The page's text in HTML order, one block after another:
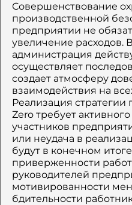
Совершенствование
производственной
предприятии не
увеличение расходов.
администрация
осуществляет
создает атмосферу
взаимодействия на
Реализация стратегии
Zero требует
участников
или неудача в
будут в конечном
приверженности
руководителей
мотивированности
бдительности